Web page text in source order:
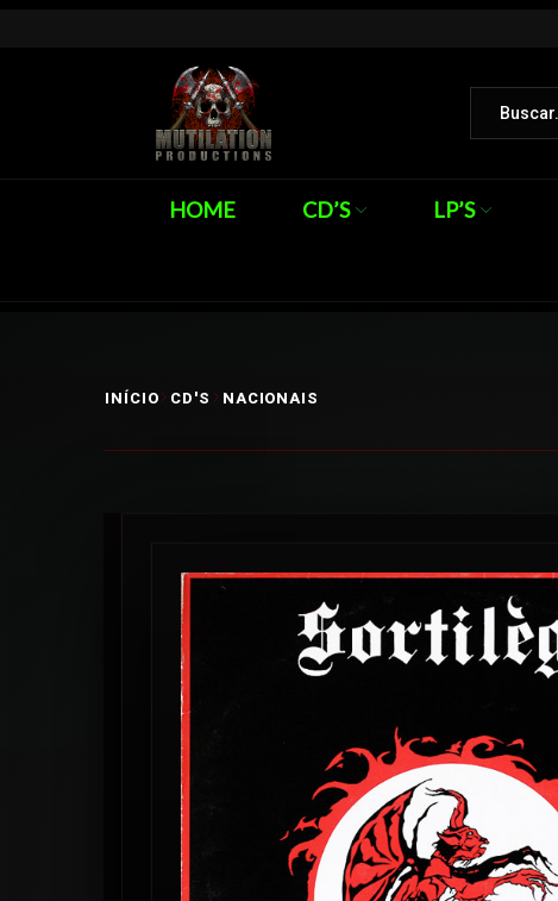
HOME CD’S LP’S
INÍCIO CD'S NACIONAIS